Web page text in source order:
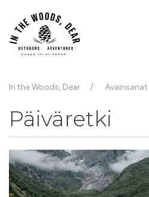
In the Woods, Dear Avainsanat
Päiväretki